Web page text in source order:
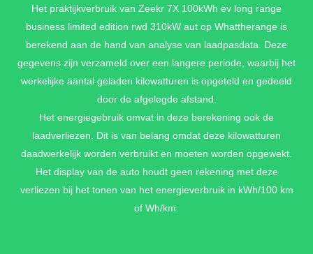
Het praktijkverbruik van Zeekr 7X 100kWh ev long range
business limited edition rwd 310kW aut op Whattherange is
berekend aan de hand van analyse van laadpasdata. Deze
gegevens zijn verzameld over een langere periode, waarbij het
werkelijke aantal geladen kilowatturen is opgeteld en gedeeld
door de afgelegde afstand.
Het energiegebruik omvat in deze berekening ook de
laadverliezen. Dit is van belang omdat deze kilowatturen
daadwerkelijk worden verbruikt en moeten worden opgewekt.
Het display van de auto houdt geen rekening met deze
verliezen bij het tonen van het energieverbruik in kWh/100 km
of Wh/km.